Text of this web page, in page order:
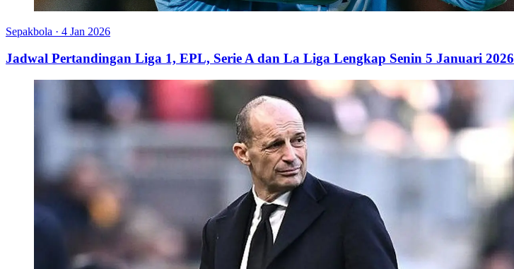
Sepakbola · 4 Jan 2026
Jadwal Pertandingan Liga 1, EPL, Serie A dan La Liga Lengkap Senin 5 Januari 2026